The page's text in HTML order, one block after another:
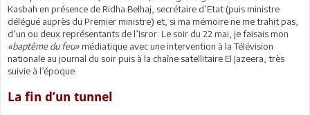
Kasbah en présence de Ridha Belhaj, secrétaire d’Etat (puis ministre
délégué auprès du Premier ministre) et, si ma mémoire ne me trahit pas,
d’un ou deux représentants de l’Isror. Le soir du 22 mai, je faisais mon
«baptême du feu»médiatique avec une intervention à la Télévision
nationale au journal du soir puis à la chaîne satellitaire El Jazeera, très
suivie à l’époque.
La fin d’un tunnel